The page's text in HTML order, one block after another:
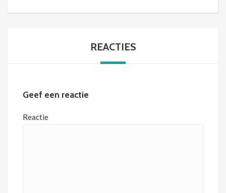
REACTIES
Geef een reactie
Reactie